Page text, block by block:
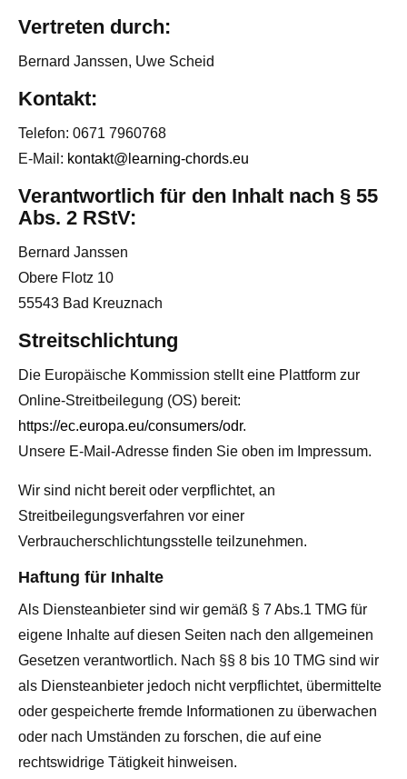
Vertreten durch:
Bernard Janssen, Uwe Scheid
Kontakt:
Telefon: 0671 7960768
E-Mail: kontakt@learning-chords.eu
Verantwortlich für den Inhalt nach § 55
Abs. 2 RStV:
Bernard Janssen
Obere Flotz 10
55543 Bad Kreuznach
Streitschlichtung
Die Europäische Kommission stellt eine Plattform zur
Online-Streitbeilegung (OS) bereit:
https://ec.europa.eu/consumers/odr.
Unsere E-Mail-Adresse finden Sie oben im Impressum.
Wir sind nicht bereit oder verpflichtet, an
Streitbeilegungsverfahren vor einer
Verbraucherschlichtungsstelle teilzunehmen.
Haftung für Inhalte
Als Diensteanbieter sind wir gemäß § 7 Abs.1 TMG für
eigene Inhalte auf diesen Seiten nach den allgemeinen
Gesetzen verantwortlich. Nach §§ 8 bis 10 TMG sind wir
als Diensteanbieter jedoch nicht verpflichtet, übermittelte
oder gespeicherte fremde Informationen zu überwachen
oder nach Umständen zu forschen, die auf eine
rechtswidrige Tätigkeit hinweisen.